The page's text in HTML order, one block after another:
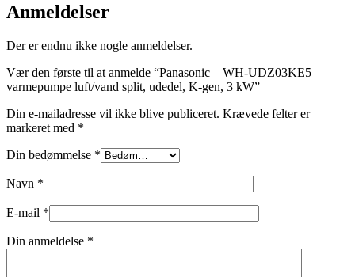
Anmeldelser
Der er endnu ikke nogle anmeldelser.
Vær den første til at anmelde “Panasonic – WH-UDZ03KE5
varmepumpe luft/vand split, udedel, K-gen, 3 kW”
Din e-mailadresse vil ikke blive publiceret. Krævede felter er
markeret med *
Din bedømmelse *
Navn *
E-mail *
Din anmeldelse *